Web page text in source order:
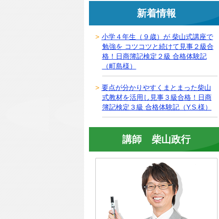
新着情報
小学４年生（９歳）が 柴山式講座で
勉強を コツコツと続けて見事２級合
格！日商簿記検定２級 合格体験記
（町島様）
要点が分かりやすくまとまった柴山
式教材を活用し見事３級合格！日商
簿記検定３級 合格体験記（Y.S.様）
講師 柴山政行